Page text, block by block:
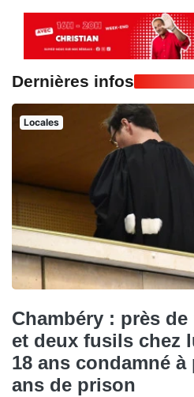
Dernières infos
Locales
Chambéry : près
et deux fusils chez
18 ans condamné
ans de prison